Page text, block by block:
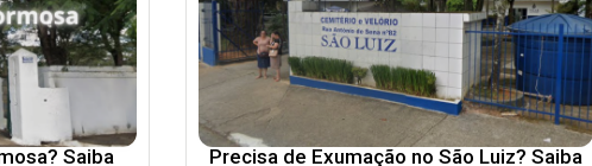
Saiba
Precisa de Exumação no São Luiz? Saiba